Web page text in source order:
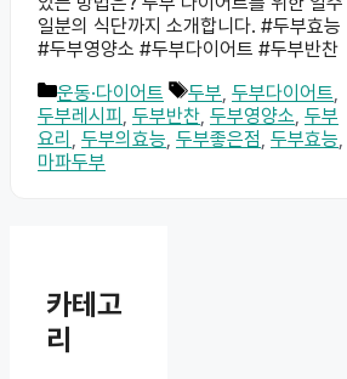
일분의 식단까지 소개합니다. #두부효능
#두부영양소 #두부다이어트 #두부반찬
카
테
고
리
운동·다이어트
태
그
두부, 두부다이어트,
두부레시피, 두부반찬, 두부영양소, 두부
요리 , 두부의효능, 두부좋은점, 두부효능,
마파두부
카테고
리